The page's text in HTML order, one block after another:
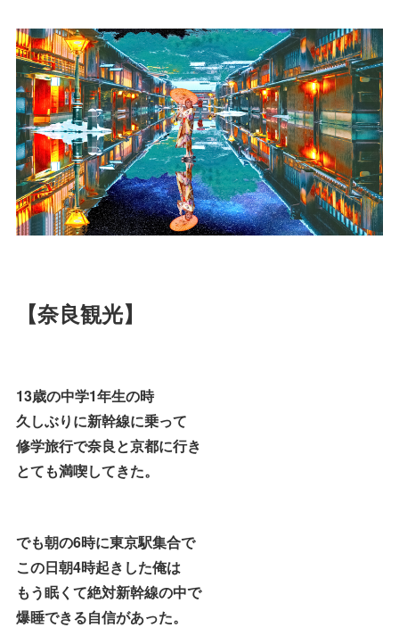
【奈良観光】
13歳の中学1年生の時
久しぶりに新幹線に乗って
修学旅行で奈良と京都に行き
とても満喫してきた。
でも朝の6時に東京駅集合で
この日朝4時起きした俺は
もう眠くて絶対新幹線の中で
爆睡できる自信があった。